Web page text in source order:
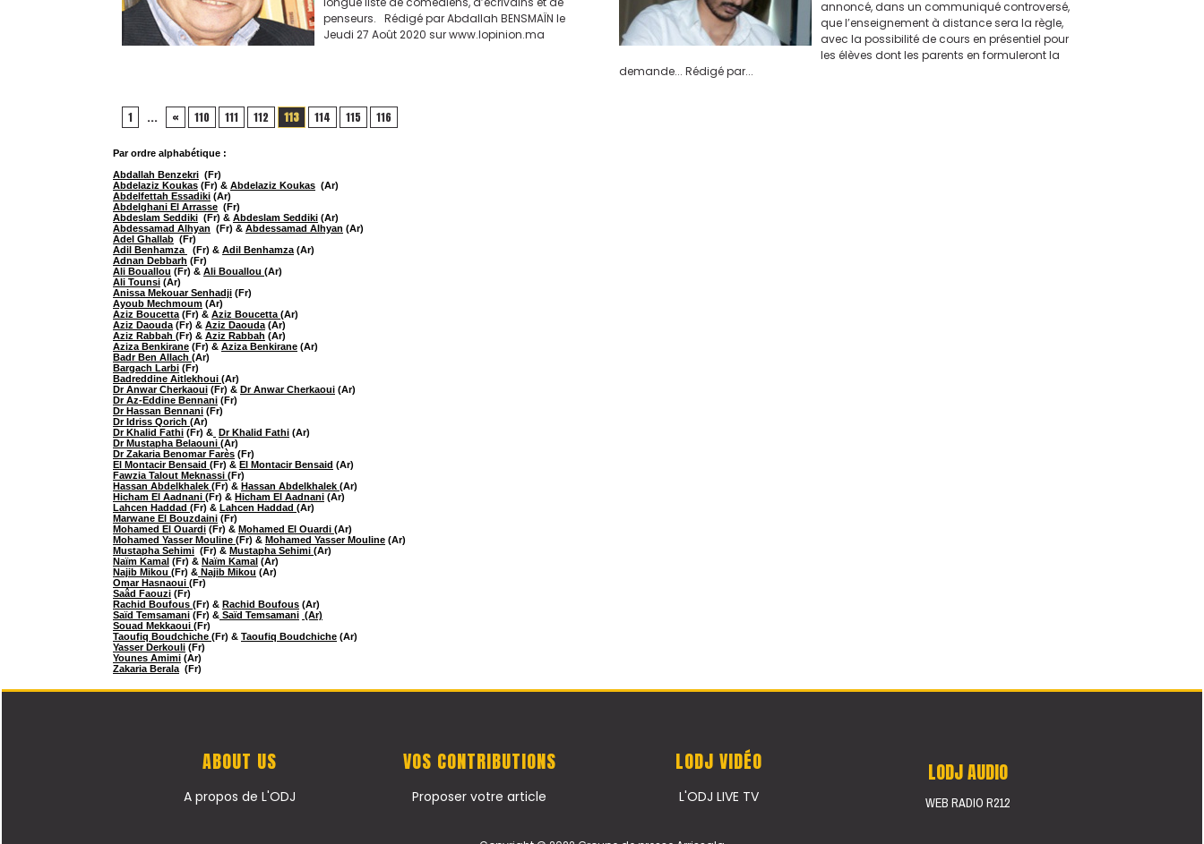
penseurs. Rédigé par Abdallah BENSMAÏN le
Jeudi 27 Août 2020 sur www.lopinion.ma
annoncé, dans un communiqué controversé,
que l’enseignement à distance sera la règle,
avec la possibilité de cours en présentiel pour
les élèves dont les parents en formuleront la
demande... Rédigé par...
1 ... « 110 111 112 113 114 115 116
Par ordre alphabétique :
Abdallah Benzekri (Fr)
Abdelaziz Koukas (Fr) & Abdelaziz Koukas (Ar)
Abdelfettah Essadiki (Ar)
Abdelghani El Arrasse (Fr)
Abdeslam Seddiki (Fr) & Abdeslam Seddiki (Ar)
Abdessamad Alhyan (Fr) & Abdessamad Alhyan (Ar)
Adel Ghallab (Fr)
Adil Benhamza
(Fr) & Adil Benhamza (Ar)
Adnan Debbarh (Fr)
Ali Bouallou (Fr) & Ali Bouallou (Ar)
Ali Tounsi (Ar)
Anissa Mekouar Senhadji (Fr)
Ayoub Mechmoum (Ar)
Aziz Boucetta (Fr) & Aziz Boucetta (Ar)
Aziz Daouda (Fr) & Aziz Daouda (Ar)
Aziz Rabbah (Fr) & Aziz Rabbah (Ar)
Aziza Benkirane (Fr) & Aziza Benkirane (Ar)
Badr Ben Allach (Ar)
Bargach Larbi (Fr)
Badreddine Aitlekhoui (Ar)
Dr Anwar Cherkaoui (Fr) & Dr Anwar Cherkaoui (Ar)
Dr Az-Eddine Bennani (Fr)
Dr Hassan Bennani (Fr)
Dr Idriss Qorich (Ar)
Dr Khalid Fathi (Fr) & Dr Khalid Fathi (Ar)
Dr Mustapha Belaouni (Ar)
Dr Zakaria Benomar Farès (Fr)
El Montacir Bensaid (Fr) & El Montacir Bensaid (Ar)
Fawzia Talout Meknassi (Fr)
Hassan Abdelkhalek (Fr) & Hassan Abdelkhalek (Ar)
Hicham El Aadnani (Fr) & Hicham El Aadnani (Ar)
Lahcen Haddad (Fr) & Lahcen Haddad (Ar)
Marwane El Bouzdaini (Fr)
Mohamed El Ouardi (Fr) & Mohamed El Ouardi (Ar)
Mohamed Yasser Mouline (Fr) & Mohamed Yasser Mouline (Ar)
Mustapha Sehimi (Fr) & Mustapha Sehimi (Ar)
Naïm Kamal (Fr) & Naïm Kamal (Ar)
Najib Mikou (Fr) & Najib Mikou (Ar)
Omar Hasnaoui (Fr)
Saâd Faouzi (Fr)
Rachid Boufous (Fr) & Rachid Boufous (Ar)
Saïd Temsamani (Fr) & Saïd Temsamani (Ar)
Souad Mekkaoui (Fr)
Taoufiq Boudchiche (Fr) & Taoufiq Boudchiche (Ar)
Yasser Derkouli (Fr)
Younes Amimi (Ar)
Zakaria Berala (Fr)
ABOUT US
A propos de L'ODJ
VOS CONTRIBUTIONS
Proposer votre article
LODJ VIDÉO
L'ODJ LIVE TV
LODJ AUDIO
WEB RADIO R212